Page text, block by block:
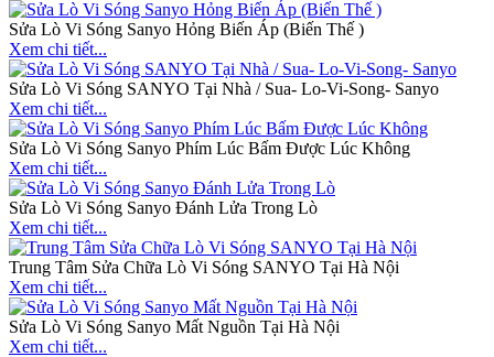
Sửa Lò Vi Sóng Sanyo Hỏng Biến Áp (Biến Thế )
Xem chi tiết...
Sửa Lò Vi Sóng SANYO Tại Nhà / Sua- Lo-Vi-Song- Sanyo
Xem chi tiết...
Sửa Lò Vi Sóng Sanyo Phím Lúc Bấm Được Lúc Không
Xem chi tiết...
Sửa Lò Vi Sóng Sanyo Đánh Lửa Trong Lò
Xem chi tiết...
Trung Tâm Sửa Chữa Lò Vi Sóng SANYO Tại Hà Nội
Xem chi tiết...
Sửa Lò Vi Sóng Sanyo Mất Nguồn Tại Hà Nội
Xem chi tiết...